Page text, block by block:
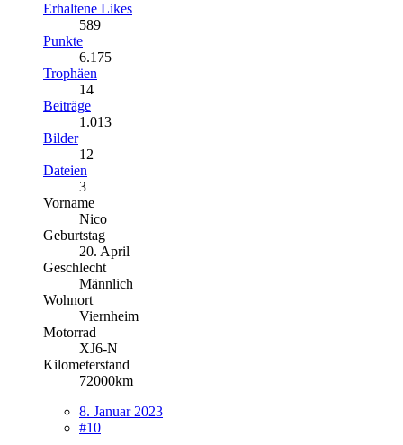
Erhaltene Likes
589
Punkte
6.175
Trophäen
14
Beiträge
1.013
Bilder
12
Dateien
3
Vorname
Nico
Geburtstag
20. April
Geschlecht
Männlich
Wohnort
Viernheim
Motorrad
XJ6-N
Kilometerstand
72000km
8. Januar 2023
#10